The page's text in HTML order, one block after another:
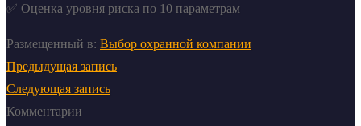
✅ Оценка уровня риска по 10 параметрам
Размещенный в: Выбор охранной компании
Предыдущая запись
Следующая запись
Комментарии